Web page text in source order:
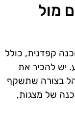
מול
קפדנית, כולל
יש להכיר את
בצורה שתשקף
של מצגות,